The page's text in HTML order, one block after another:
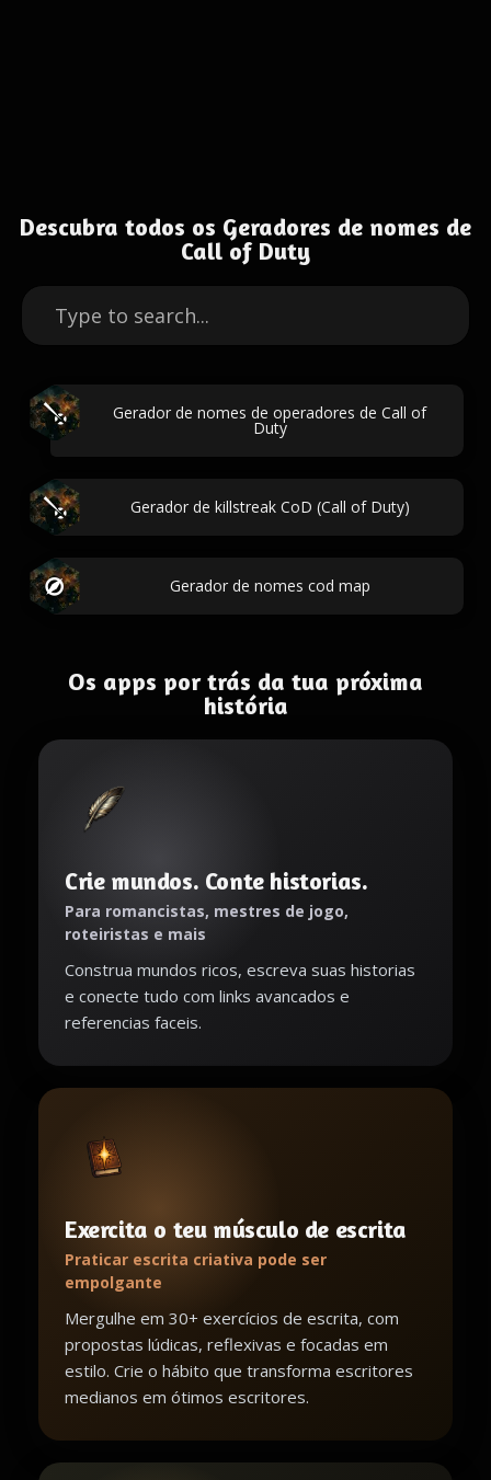
Descubra todos os Geradores de nomes de
Call of Duty
Gerador de nomes de operadores de Call of
Duty
Gerador de killstreak CoD (Call of Duty)
Gerador de nomes cod map
Os apps por trás da tua próxima
história
Crie mundos. Conte historias.
Para romancistas, mestres de jogo,
roteiristas e mais
Construa mundos ricos, escreva suas historias
e conecte tudo com links avancados e
referencias faceis.
Exercita o teu músculo de escrita
Praticar escrita criativa pode ser
empolgante
Mergulhe em 30+ exercícios de escrita, com
propostas lúdicas, reflexivas e focadas em
estilo. Crie o hábito que transforma escritores
medianos em ótimos escritores.